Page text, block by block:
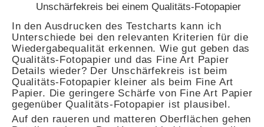
Unschärfekreis bei einem Qualitäts-Fotopapier
In den Ausdrucken des Testcharts kann ich
Unterschiede bei den relevanten Kriterien für die
Wiedergabequalität erkennen. Wie gut geben das
Qualitäts-Fotopapier und das Fine Art Papier
Details wieder? Der Unschärfekreis ist beim
Qualitäts-Fotopapier kleiner als beim Fine Art
Papier. Die geringere Schärfe von Fine Art Papier
gegenüber Qualitäts-Fotopapier ist plausibel.
Auf den raueren und matteren Oberflächen gehen